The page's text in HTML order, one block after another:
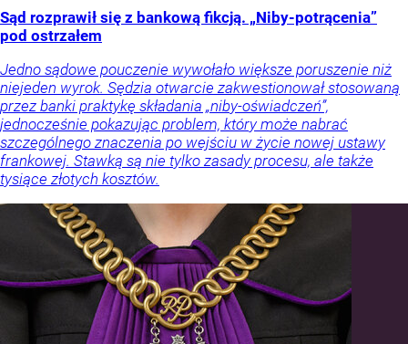
Sąd rozprawił się z bankową fikcją. „Niby-potrącenia”
pod ostrzałem
Jedno sądowe pouczenie wywołało większe poruszenie niż
niejeden wyrok. Sędzia otwarcie zakwestionował stosowaną
przez banki praktykę składania „niby-oświadczeń”,
jednocześnie pokazując problem, który może nabrać
szczególnego znaczenia po wejściu w życie nowej ustawy
frankowej. Stawką są nie tylko zasady procesu, ale także
tysiące złotych kosztów.